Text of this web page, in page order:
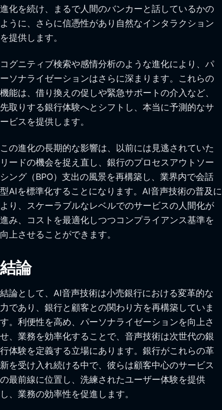
進化を続け、まるで人間のバンカーと話しているかの
ように、さらに信憑性があり自然なインタラクション
を提供します。
コグニティブ検索や感情分析のような進化により、パ
ーソナライゼーションはさらに深まります。これらの
機能は、借り換えの促しや緊急サポートの介入など、
先取りする銀行体験へとシフトし、本当に予測的なサ
ービスを提供します。
この進化の長期的な影響は、以前には見逃されていた
リードの機会を捉え直し、銀行のプロセスアウトソー
シング（BPO）支出の風景を再構築し、業界内で会話
型AIを標準化することになります。AI音声技術の普及に
より、スケーラブルなレベルでのサービスの人間化が
進み、コストを最適化しつつコンプライアンス基準を
向上させることができます。
結論
結論として、AI音声技術は小売銀行における変革的な
力であり、銀行と顧客との関わり方を再構築していま
す。利便性を高め、パーソナライゼーションを向上さ
せ、業務を効率化することで、音声技術は次世代の銀
行体験を定義する立場にあります。銀行がこれらの革
新を受け入れ続ける中で、彼らは顧客中心のサービス
の最前線に位置し、洗練されたユーザー体験を提供
し、業務の効率性を促進します。